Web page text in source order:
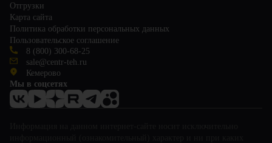
Отгрузки
Карта сайта
Политика обработки персональных данных
Пользовательское соглашение
8 (800) 300-68-25
sale@centr-teh.ru
Кемерово
Мы в соцсетях